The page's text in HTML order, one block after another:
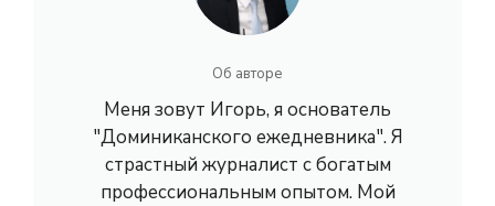
Об авторе
Меня зовут Игорь, я основатель
"Доминиканского ежедневника". Я
страстный журналист с богатым
профессиональным опытом. Мой